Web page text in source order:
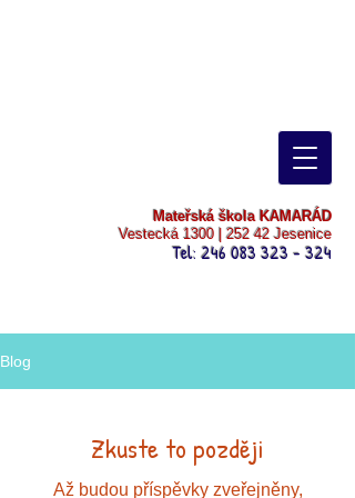
Mateřská škola KAMARÁD
Vestecká 1300 | 252 42 Jesenice
Tel: 246 083 323 - 324
Blog
Zkuste to později
Až budou příspěvky zveřejněny,